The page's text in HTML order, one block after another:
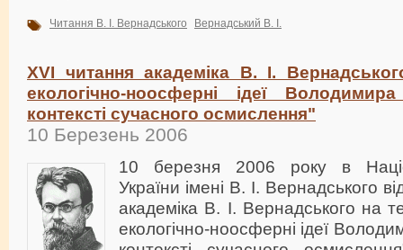
Читання В. І. Вернадського Вернадський В. І.
XVI читання академіка В. І.
екологічно-ноосферні ідеї
контексті сучасного осмислення"
10 Березень 2006
10 березня 2006 року в
України імені В. І. Вернадського
академіка В. І. Вернадського на
екологічно-ноосферні ідеї